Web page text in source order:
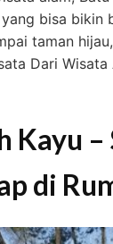
bisa bikin
taman
Dari Wisata
Kayu –
di